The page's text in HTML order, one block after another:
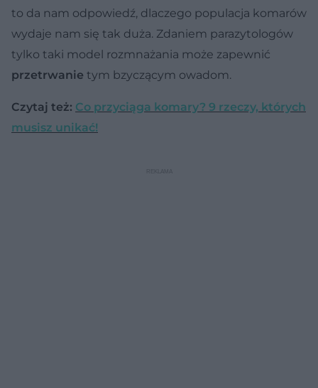
to da nam odpowiedź, dlaczego populacja komarów
wydaje nam się tak duża. Zdaniem parazytologów
tylko taki model rozmnażania może zapewnić
przetrwanie tym bzyczącym owadom.
Czytaj też: Co przyciąga komary? 9 rzeczy, których
musisz unikać!